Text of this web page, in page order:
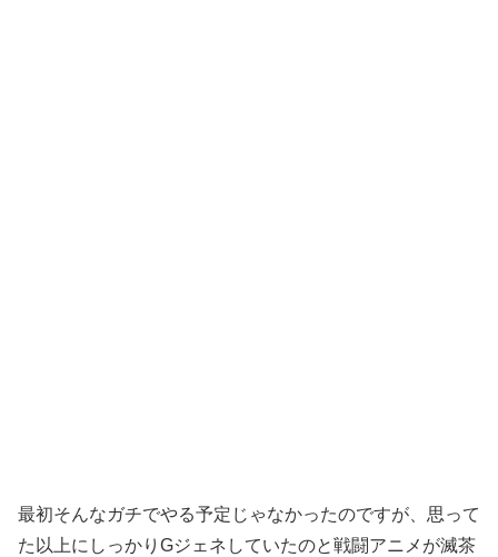
最初そんなガチでやる予定じゃなかったのですが、思って
た以上にしっかりGジェネしていたのと戦闘アニメが滅茶